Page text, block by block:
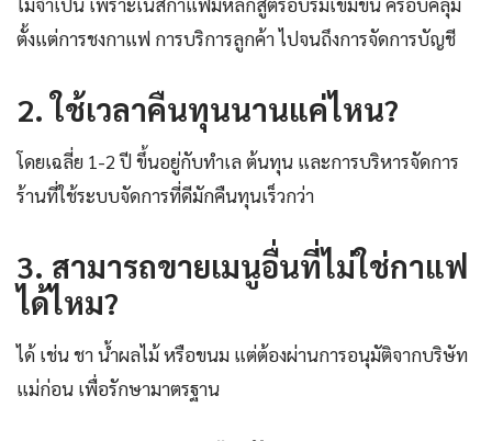
ตั้งแต่การชงกาแฟ การบริการลูกค้า ไปจนถึงการจัดการบัญชี
2. ใช้เวลาคืนทุนนานแค่ไหน?
โดยเฉลี่ย 1-2 ปี ขึ้นอยู่กับทำเล ต้นทุน และการบริหารจัดการ
ร้านที่ใช้ระบบจัดการที่ดีมักคืนทุนเร็วกว่า
3. สามารถขายเมนูอื่นที่ไม่ใช่กาแฟ
ได้ไหม?
ได้ เช่น ชา น้ำผลไม้ หรือขนม แต่ต้องผ่านการอนุมัติจากบริษัท
แม่ก่อน เพื่อรักษามาตรฐาน